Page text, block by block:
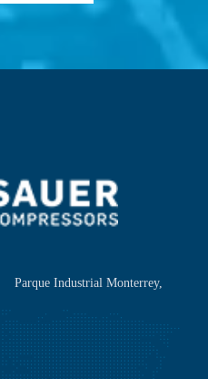
Parque Industrial Monterrey,